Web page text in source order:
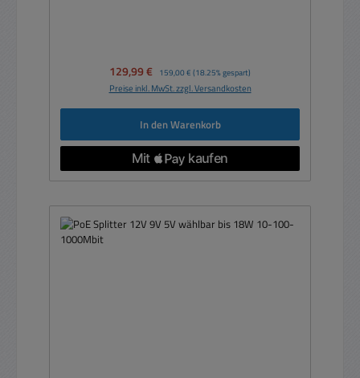
Verkaufspreis:
129,99 € Regulärer Preis:
159,00 € (18.25% gespart)
Preise inkl. MwSt. zzgl. Versandkosten
In den Warenkorb